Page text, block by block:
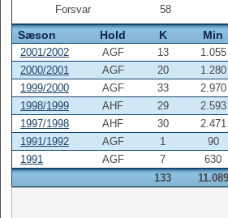
Forsvar 58
Sæson Hold K Min
2001/2002 AGF 13 1.055
2000/2001
AGF 20 1.280
1999/2000
AGF 33 2.970
1998/1999
AHF 29 2.593
1997/1998
AHF 30 2.471
1991/1992
AGF 1 90
1991
AGF 7 630
133
11.089